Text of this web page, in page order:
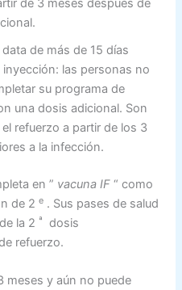
de 3 meses después de
de más de 15 días
inyección: las personas no
su programa de
una dosis adicional. Son
refuerzo a partir de los 3
a la infección.
en” vacuna IF “ como
de 2e . Sus pases de salud
la 2 ª
dosis
refuerzo.
meses y aún no puede